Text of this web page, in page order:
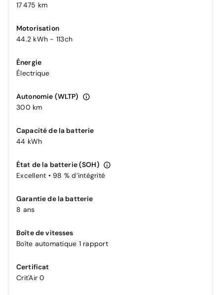
17 475 km
Motorisation
44.2 kWh - 113ch
Énergie
Électrique
Autonomie (WLTP)
300 km
Capacité de la batterie
44 kWh
État de la batterie (SOH)
Excellent • 98 % d’intégrité
Garantie de la batterie
8 ans
Boîte de vitesses
Boîte automatique 1 rapport
Certificat
Crit'Air 0